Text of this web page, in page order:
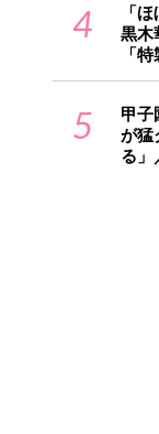
4
「
黒木
「
5
甲子
が猛
る」